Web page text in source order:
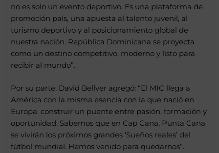
no es solo un evento deportivo. Es una plataforma de
promoción país, una apuesta al talento juvenil, al
turismo deportivo y al posicionamiento global de
nuestra nación. República Dominicana se proyecta
como un destino competitivo, moderno y listo para
recibir al mundo”.
Por su parte, David Bellver agregó: “El MIC llega a
América con la misma esencia con la que nació en
Europa: construir un puente entre pasión, formación y
oportunidad. Sabemos que en Cap Cana, Punta Cana
se vivirán los próximos grandes ‘Sueños reales’ del
fútbol mundial. Hemos venido para quedarnos”.